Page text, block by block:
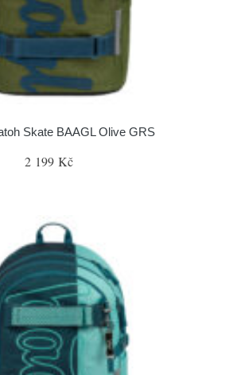
Skate BAAGL Olive GRS
2 199 Kč